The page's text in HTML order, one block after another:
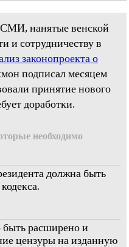
нанятые венской
и сотрудничеству в
законопроекта о
подписал месяцем
принятие нового
доработки.
необходимо
должна быть
расширено и
цензуры на изданную